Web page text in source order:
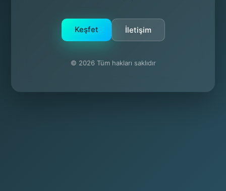
Keşfet İletişim
© 2026 Tüm hakları saklıdır